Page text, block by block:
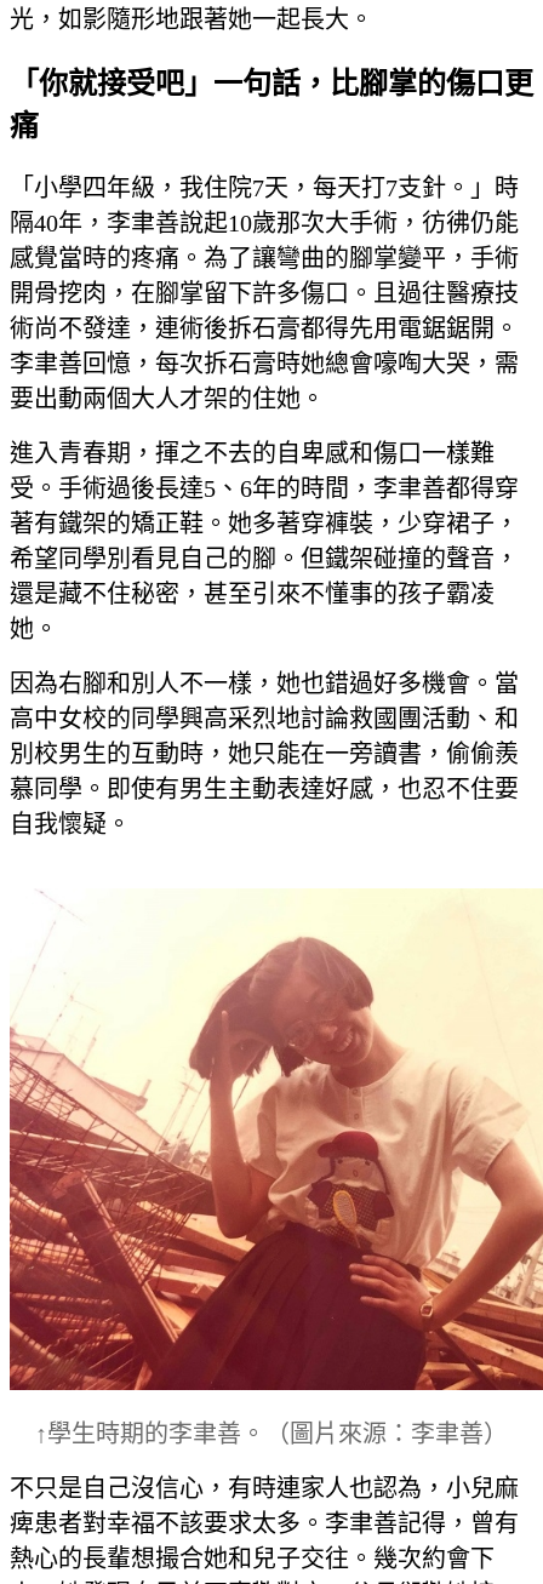
光，如影隨形地跟著她一起長大。
「你就接受吧」一句話，比腳掌的傷口更
痛
「小學四年級，我住院7天，每天打7支針。」時
隔40年，李聿善說起10歲那次大手術，彷彿仍能
感覺當時的疼痛。為了讓彎曲的腳掌變平，手術
開骨挖肉，在腳掌留下許多傷口。且過往醫療技
術尚不發達，連術後拆石膏都得先用電鋸鋸開。
李聿善回憶，每次拆石膏時她總會嚎啕大哭，需
要出動兩個大人才架的住她。
進入青春期，揮之不去的自卑感和傷口一樣難
受。手術過後長達5、6年的時間，李聿善都得穿
著有鐵架的矯正鞋。她多著穿褲裝，少穿裙子，
希望同學別看見自己的腳。但鐵架碰撞的聲音，
還是藏不住秘密，甚至引來不懂事的孩子霸凌
她。
因為右腳和別人不一樣，她也錯過好多機會。當
高中女校的同學興高采烈地討論救國團活動、和
別校男生的互動時，她只能在一旁讀書，偷偷羨
慕同學。即使有男生主動表達好感，也忍不住要
自我懷疑。
↑學生時期的李聿善。（圖片來源：李聿善）
不只是自己沒信心，有時連家人也認為，小兒麻
痺患者對幸福不該要求太多。李聿善記得，曾有
熱心的長輩想撮合她和兒子交往。幾次約會下